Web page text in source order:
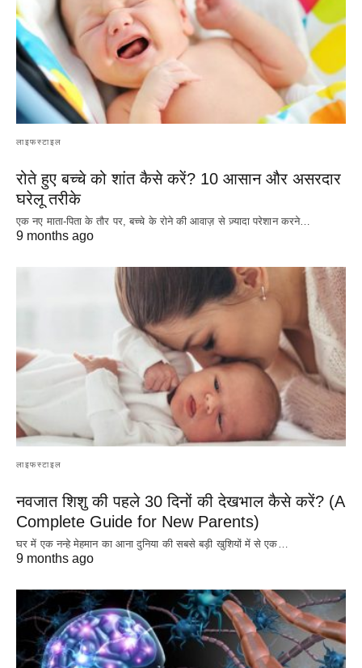
लाइफस्टाइल
रोते हुए बच्चे को शांत कैसे करें? 10 आसान और असरदार
घरेलू तरीके
एक नए माता-पिता के तौर पर, बच्चे के रोने की आवाज़ से ज़्यादा परेशान करने…
9 months ago
लाइफस्टाइल
नवजात शिशु की पहले 30 दिनों की देखभाल कैसे करें? (A
Complete Guide for New Parents)
घर में एक नन्हे मेहमान का आना दुनिया की सबसे बड़ी खुशियों में से एक…
9 months ago